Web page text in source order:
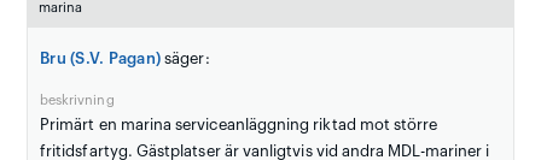
marina
Bru (S.V. Pagan) säger:
beskrivning
Primärt en marina serviceanläggning riktad mot större
fritidsfartyg. Gästplatser är vanligtvis vid andra MDL-mariner i